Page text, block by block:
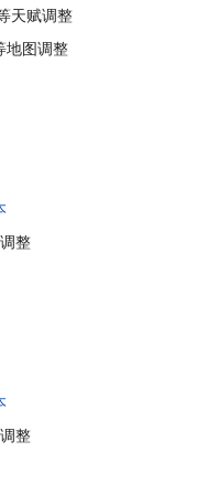
天赋调整
地图调整
调整
调整